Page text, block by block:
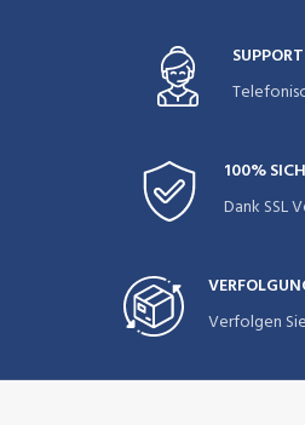
SUPPORT
100%
Dank SSL
Verfolgen